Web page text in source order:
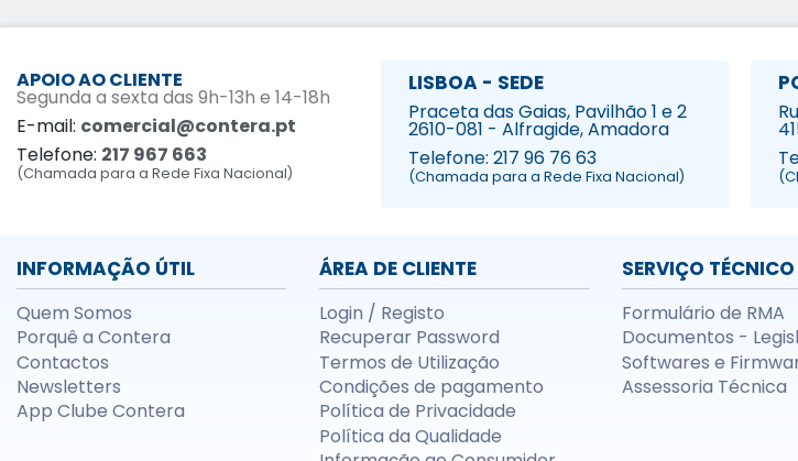
APOIO AO CLIENTE
Segunda a sexta das 9h-13h e 14-18h
E-mail: comercial@contera.pt
Telefone: 217 967 663
(Chamada para a Rede Fixa Nacional)
LISBOA - SEDE
Praceta das Gaias, Pavilhão 1 e 2
2610-081 - Alfragide, Amadora
Telefone: 217 96 76 63
(Chamada para a Rede Fixa Nacional)
INFORMAÇÃO ÚTIL
Quem Somos
Porquê a Contera
Contactos
Newsletters
App Clube Contera
ÁREA DE CLIENTE
Login / Registo
Recuperar Password
Termos de Utilização
Condições de pagamento
Política de Privacidade
Política da Qualidade
SERVIÇO TÉCNICO
Formulário de RMA
Documentos -
Softwares e
Assessoria Técnica